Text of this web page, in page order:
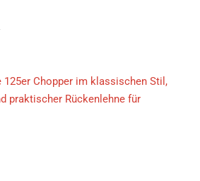
125er Chopper im klassischen Stil,
praktischer Rückenlehne für